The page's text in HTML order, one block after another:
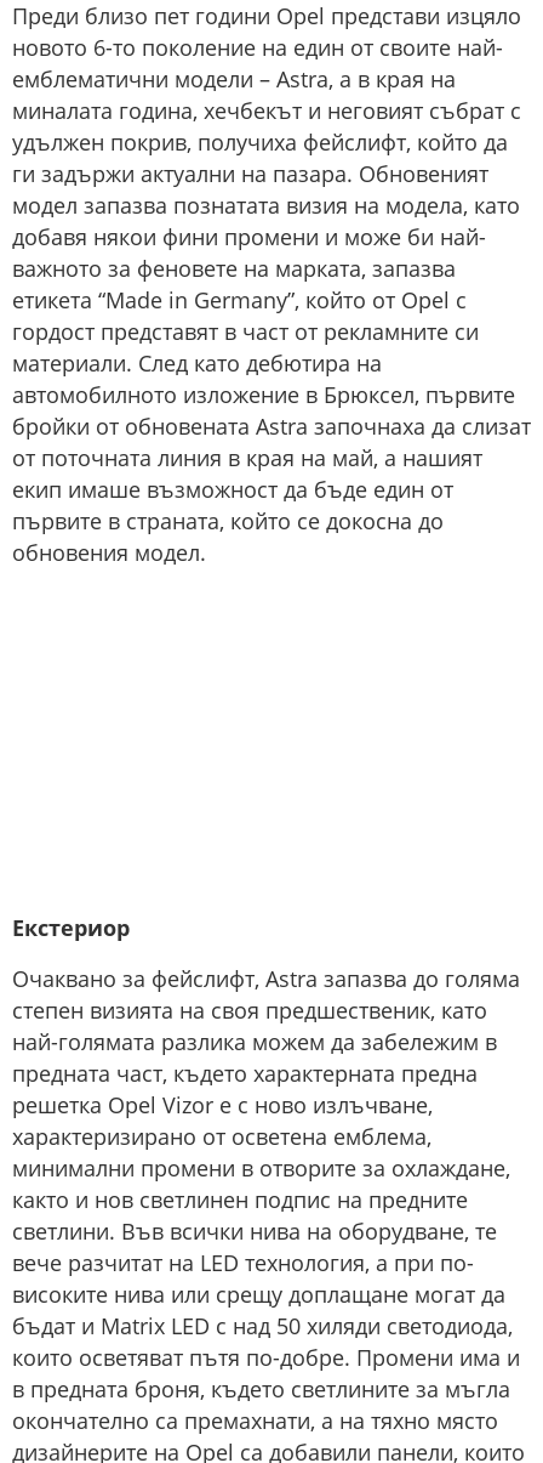
Преди близо пет години Opel представи изцяло
новото 6-то поколение на един от своите най-
емблематични модели – Astra, а в края на
миналата година, хечбекът и неговият събрат с
удължен покрив, получиха фейслифт, който да
ги задържи актуални на пазара. Обновеният
модел запазва познатата визия на модела, като
добавя някои фини промени и може би най-
важното за феновете на марката, запазва
етикета “Made in Germany”, който от Opel с
гордост представят в част от рекламните си
материали. След като дебютира на
автомобилното изложение в Брюксел, първите
бройки от обновената Astra започнаха да слизат
от поточната линия в края на май, а нашият
екип имаше възможност да бъде един от
първите в страната, който се докосна до
обновения модел.
Екстериор
Очаквано за фейслифт, Astra запазва до голяма
степен визията на своя предшественик, като
най-голямата разлика можем да забележим в
предната част, където характерната предна
решетка Opel Vizor е с ново излъчване,
характеризирано от осветена емблема,
минимални промени в отворите за охлаждане,
както и нов светлинен подпис на предните
светлини. Във всички нива на оборудване, те
вече разчитат на LED технология, а при по-
високите нива или срещу доплащане могат да
бъдат и Matrix LED с над 50 хиляди светодиода,
които осветяват пътя по-добре. Промени има и
в предната броня, където светлините за мъгла
окончателно са премахнати, а на тяхно място
дизайнерите на Opel са добавили панели, които